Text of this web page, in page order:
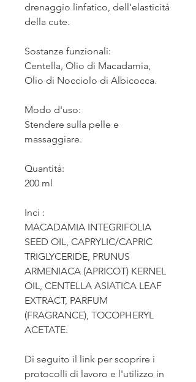
drenaggio linfatico, dell'elasticità
della cute.
Sostanze funzionali:
Centella, Olio di Macadamia,
Olio di Nocciolo di Albicocca.
Modo d'uso:
Stendere sulla pelle e
massaggiare.
Quantità:
200 ml
Inci :
MACADAMIA INTEGRIFOLIA
SEED OIL, CAPRYLIC/CAPRIC
TRIGLYCERIDE, PRUNUS
ARMENIACA (APRICOT) KERNEL
OIL, CENTELLA ASIATICA LEAF
EXTRACT, PARFUM
(FRAGRANCE), TOCOPHERYL
ACETATE.
Di seguito il link per scoprire i
protocolli di lavoro e l'utilizzo in